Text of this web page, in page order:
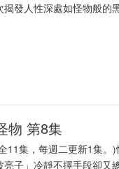
揭發人性深處如怪物般的
物 第8集
11集，每週二更新1集。
亮子」冷靜不擇手段卻又